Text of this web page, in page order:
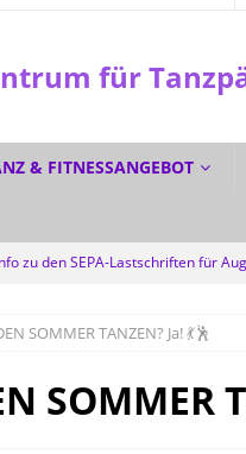
für
& FITNESSANGEBOT
zu den SEPA-Lastschriften für
GRATIS DURCH DEN SOMMER
Deutscher Meistertitel für
SOMMER TANZEN? Ja! 💃🕺
SOMMER